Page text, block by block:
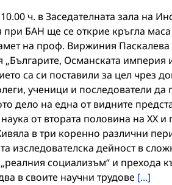
ч. в Заседателната зала на
при БАН ще се открие кръгла
на проф. Виржиния Паскалева
„Българите, Османската империя
са си поставили за цел чрез
ученици и последователи да
дело на една от видните
от втората половина на ХХ и
в три коренно различни
изследователска дейност в
социализъм“ и прехода
в своите научни трудове [...]